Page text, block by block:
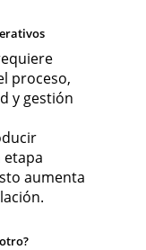
proceso,
y gestión
etapa
aumenta